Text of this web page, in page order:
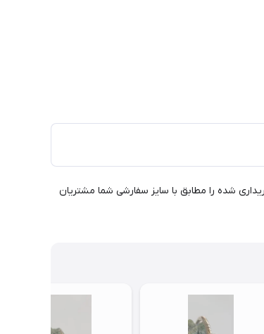
شده را مطابق با سایز سفارشی شما مشتریان